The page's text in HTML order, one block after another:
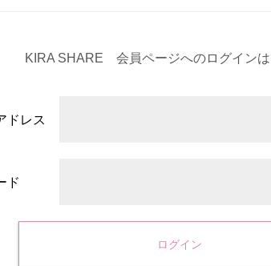
KIRA SHARE 会員ページへのログインは
ドレス
ド
ログイン